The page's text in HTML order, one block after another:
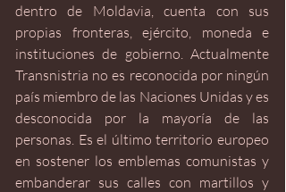
dentro de Moldavia, cuenta con sus
propias fronteras, ejército, moneda e
instituciones de gobierno. Actualmente
Transnistria no es reconocida por ningún
país miembro de las Naciones Unidas y es
desconocida por la mayoría de las
personas. Es el último territorio europeo
en sostener los emblemas comunistas y
embanderar sus calles con martillos y